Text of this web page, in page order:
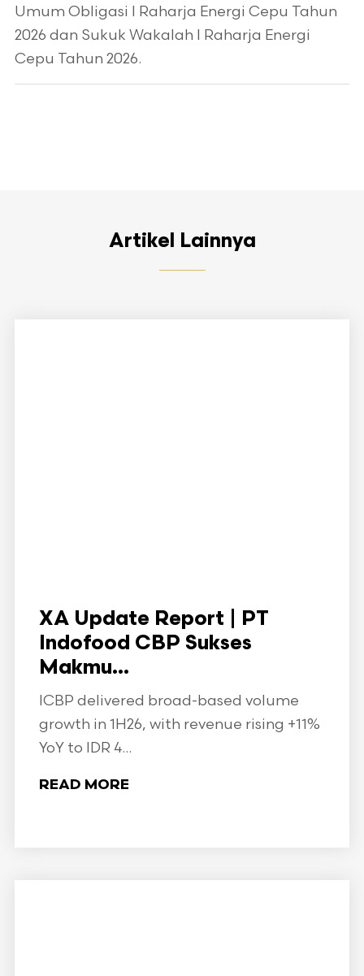
Umum Obligasi I Raharja Energi Cepu Tahun
2026 dan Sukuk Wakalah I Raharja Energi
Cepu Tahun 2026.
Artikel Lainnya
XA Update Report | PT
Indofood CBP Sukses
Makmu...
ICBP delivered broad-based volume
growth in 1H26, with revenue rising +11%
YoY to IDR 4...
READ MORE